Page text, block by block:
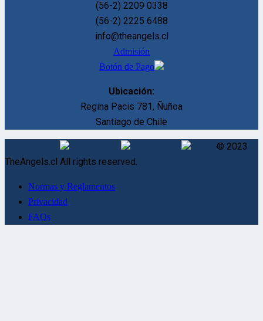
(56-2) 2209 0338
(56-2) 2225 6488
info@theangels.cl
Admisión
Botón de Pago
Ubicación:
Regina Pacis 781, Ñuñoa
Santiago de Chile
© 2023
TheAngels.cl All rights reserved.
Normas y Reglamentos
Privacidad
FAQs